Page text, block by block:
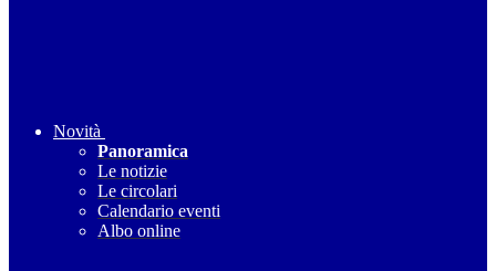
Novità
Panoramica
Le notizie
Le circolari
Calendario eventi
Albo online